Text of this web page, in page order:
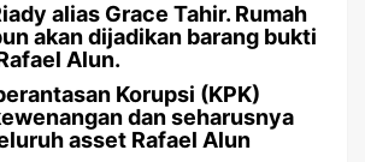
alias Grace Tahir. Rumah
akan dijadikan barang bukti
Alun.
Korupsi (KPK)
dan seharusnya
asset Rafael Alun